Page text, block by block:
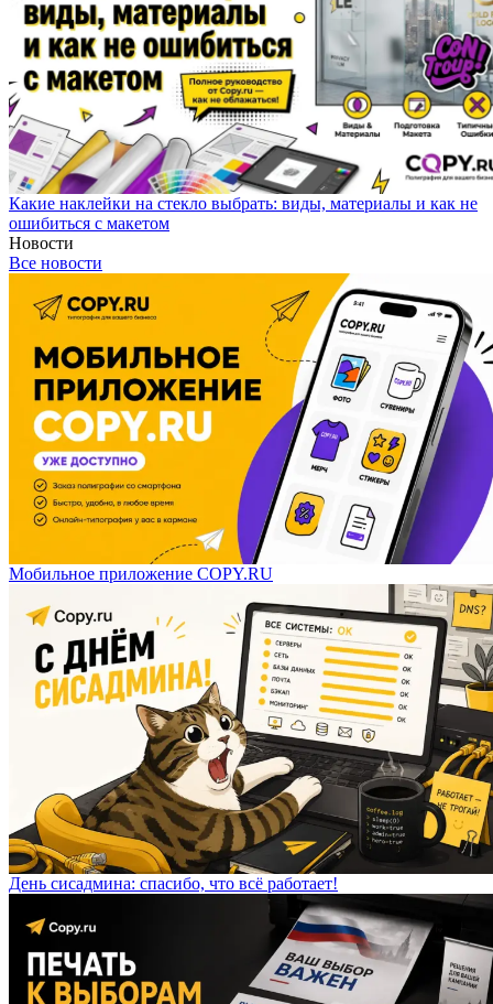
Какие наклейки на стекло выбрать: виды, материалы и как не
ошибиться с макетом
Новости
Все новости
Мобильное приложение COPY.RU
День сисадмина: спасибо, что всё работает!